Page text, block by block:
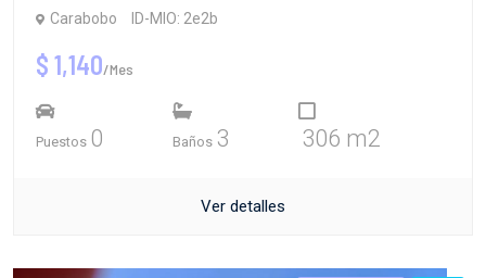
Carabobo ID-MIO: 2e2b
$ 1,140/Mes
Puestos 0 Baños 3 306 m2
Ver detalles